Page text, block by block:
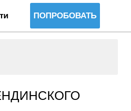
ПОПРОБОВАТЬ